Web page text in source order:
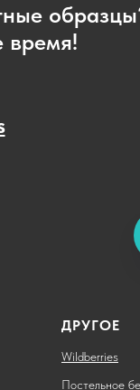
время!
ДРУГОЕ
Wildberries
Постельное